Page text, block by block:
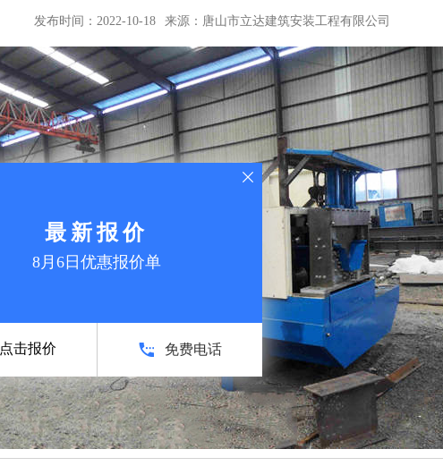
发布时间：2022-10-18 来源：唐山市立达建筑安装工程有限公司
最新报价
8月6日优惠报价单
点击报价 免费电话